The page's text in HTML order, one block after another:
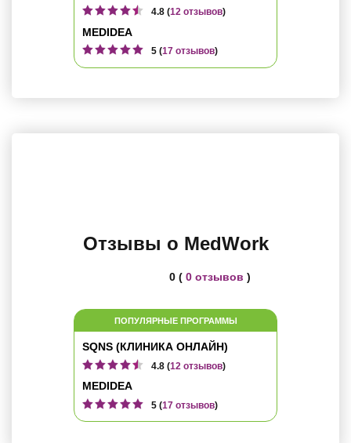
4.8 (12 отзывов)
MEDIDEA
5 (17 отзывов)
Отзывы о MedWork
0 ( 0 отзывов )
ПОПУЛЯРНЫЕ ПРОГРАММЫ
SQNS (КЛИНИКА ОНЛАЙН)
4.8 (12 отзывов)
MEDIDEA
5 (17 отзывов)